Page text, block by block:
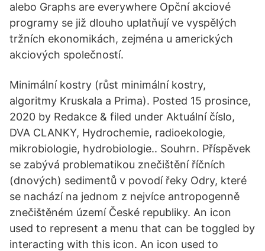
alebo Graphs are everywhere Opční akciové
programy se již dlouho uplatňují ve vyspělých
tržních ekonomikách, zejména u amerických
akciových společností.
Minimální kostry (růst minimální kostry,
algoritmy Kruskala a Prima). Posted 15 prosince,
2020 by Redakce & filed under Aktuální číslo,
DVA CLANKY, Hydrochemie, radioekologie,
mikrobiologie, hydrobiologie.. Souhrn. Příspěvek
se zabývá problematikou znečištění říčních
(dnových) sedimentů v povodí řeky Odry, které
se nachází na jednom z nejvíce antropogenně
znečištěném území České republiky. An icon
used to represent a menu that can be toggled by
interacting with this icon. An icon used to